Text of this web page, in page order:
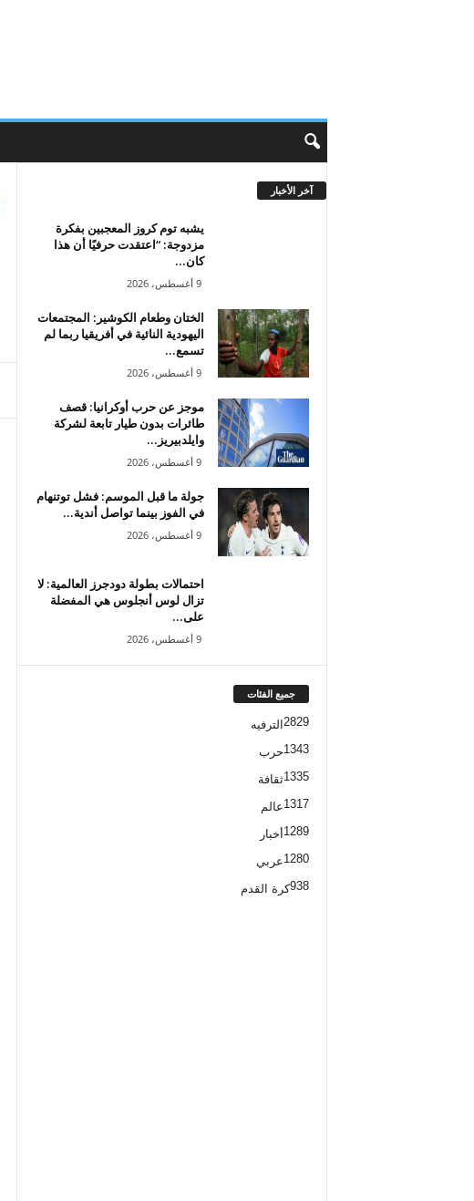
آخر الأخبار
يشبه توم كروز المعجبين بفكرة
مزدوجة: “اعتقدت حرفيًا أن هذا
كان...
9 أغسطس، 2026
الختان وطعام الكوشير: المجتمعات
اليهودية النائية في أفريقيا ربما لم
تسمع...
9 أغسطس، 2026
موجز عن حرب أوكرانيا: قصف
طائرات بدون طيار تابعة لشركة
وايلدبيريز...
9 أغسطس، 2026
جولة ما قبل الموسم: فشل توتنهام
في الفوز بينما تواصل أندية...
9 أغسطس، 2026
احتمالات بطولة دودجرز العالمية: لا
تزال لوس أنجلوس هي المفضلة
على...
9 أغسطس، 2026
جميع الفئات
الترفيه 2829
حرب1343
ثقافة1335
عالم1317
أخبار 1289
عربي1280
كرة القدم938